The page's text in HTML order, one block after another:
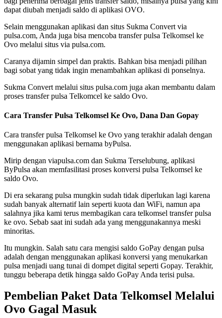
dapat diubah menjadi saldo di aplikasi OVO.
Selain menggunakan aplikasi dan situs Sukma Convert via
pulsa.com, Anda juga bisa mencoba transfer pulsa Telkomsel ke
Ovo melalui situs via pulsa.com.
Caranya dijamin simpel dan praktis. Bahkan bisa menjadi pilihan
bagi sobat yang tidak ingin menambahkan aplikasi di ponselnya.
Sukma Convert melalui situs pulsa.com juga akan membantu dalam
proses transfer pulsa Telkomcel ke saldo Ovo.
Cara Transfer Pulsa Telkomsel Ke Ovo, Dana Dan Gopay
Cara transfer pulsa Telkomsel ke Ovo yang terakhir adalah dengan
menggunakan aplikasi bernama byPulsa.
Mirip dengan viapulsa.com dan Sukma Terselubung, aplikasi
ByPulsa akan memfasilitasi proses konversi pulsa Telkomsel ke
saldo Ovo.
Di era sekarang pulsa mungkin sudah tidak diperlukan lagi karena
sudah banyak alternatif lain seperti kuota dan WiFi, namun apa
salahnya jika kami terus membagikan cara telkomsel transfer pulsa
ke ovo. Sebab saat ini sudah ada yang menggunakannya meski
minoritas.
Itu mungkin. Salah satu cara mengisi saldo GoPay dengan pulsa
adalah dengan menggunakan aplikasi konversi yang menukarkan
pulsa menjadi uang tunai di dompet digital seperti Gopay. Terakhir,
tunggu beberapa detik hingga saldo GoPay Anda terisi pulsa.
Pembelian Paket Data Telkomsel Melalui
Ovo Gagal Masuk